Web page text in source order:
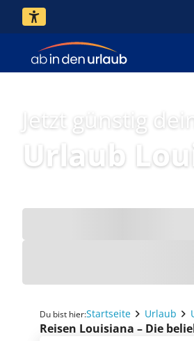
Jetzt günstig
Urlaub
Du bist hier:Startseite Urlaub
Reisen Louisiana – Die